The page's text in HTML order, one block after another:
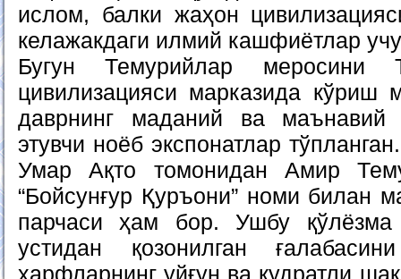
ислом, балки жаҳон
келажакдаги илмий кашфиётлар
Бугун Темурийлар меросини
цивилизацияси марказида
даврнинг маданий ва маънавий
этувчи ноёб экспонатлар
Умар Ақто томонидан Амир
“Бойсунғур Қуръони” номи билан
парчаси ҳам бор. Ушбу қўлёзма
устидан қозонилган
ҳарфларнинг уйғун ва қудратли